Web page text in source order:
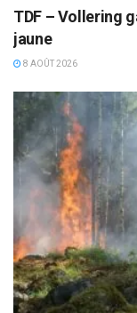
TDF – Vollering
jaune
8 AOÛT 2026